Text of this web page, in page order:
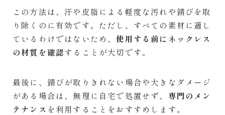
この方法は、汗や皮脂による軽度な汚れや錆びを取
り除くのに有効です。ただし、すべての素材に適し
ているわけではないため、使用する前にネックレス
の材質を確認することが大切です。
最後に、錆びが取りきれない場合や大きなダメージ
がある場合は、無理に自宅で処置せず、 専門のメン
テナンス を利用することをおすすめします。